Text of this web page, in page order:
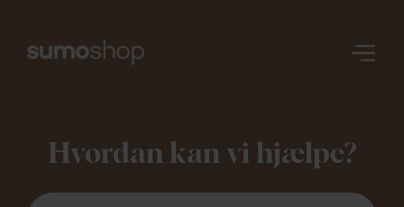
Stuff
Login
Hvordan kan vi hjælpe?